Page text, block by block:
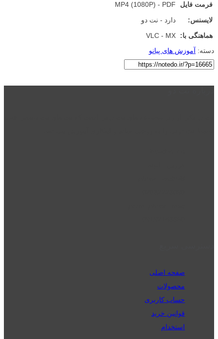
فرمت فایل
MP4 (1080P) - PDF
لایسنس:
دارد - نت دو
هماهنگی با:
VLC - MX
دسته: آموزش های پیانو
صفحه اصلی
محصولات
حساب کاربری
قوانین خرید
استخدام